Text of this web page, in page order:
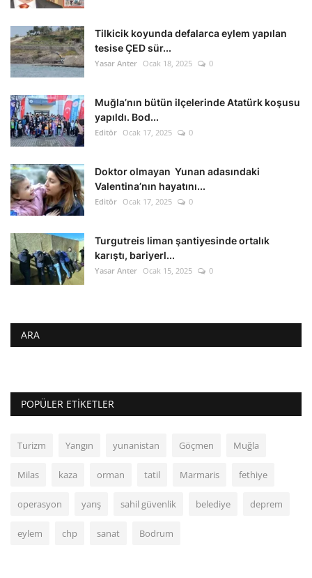
Tilkicik koyunda defalarca eylem yapılan
tesise ÇED sür...
Yasar Anter Ocak 18, 2025 0
Muğla’nın bütün ilçelerinde Atatürk koşusu
yapıldı. Bod...
Editör Ocak 17, 2025 0
Doktor olmayan Yunan adasındaki
Valentina’nın hayatını...
Editör Ocak 17, 2025 0
Turgutreis liman şantiyesinde ortalık
karıştı, bariyerl...
Yasar Anter Ocak 15, 2025 0
ARA
POPÜLER ETIKETLER
Turizm Yangın yunanistan Göçmen Muğla
Milas kaza orman tatil Marmaris fethiye
operasyon yarış sahil güvenlik belediye deprem
eylem chp sanat Bodrum